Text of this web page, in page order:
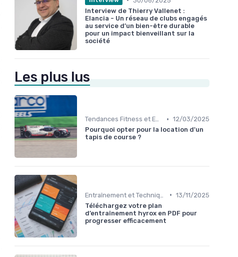
Interview de Thierry Vallenet :
Elancia - Un réseau de clubs engagés
au service d’un bien-être durable
pour un impact bienveillant sur la
société
Les plus lus
Tendances Fitness et Entraînement à Domicile • 12/03/2025
Pourquoi opter pour la location d'un
tapis de course ?
• 13/11/2025
Téléchargez votre plan
d’entraînement hyrox en PDF pour
progresser efficacement